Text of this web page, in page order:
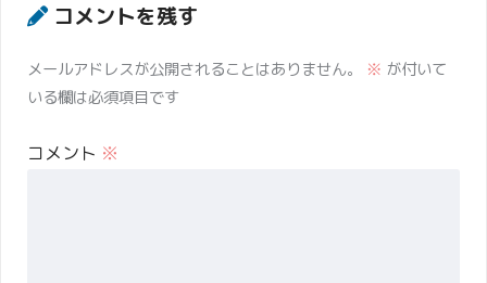
コメントを残す
メールアドレスが公開されることはありません。 ※ が付いて
いる欄は必須項目です
コメント ※